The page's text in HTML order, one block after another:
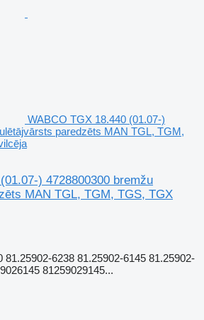
WABCO TGX 18.440 (01.07-)
paredzēts MAN TGL, TGM,
) 4728800300 bremžu
MAN TGL, TGM, TGS, TGX
81.25902-6238 81.25902-6145 81.25902-
81259029145...